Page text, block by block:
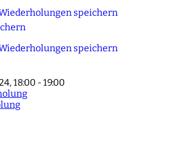
speichern
speichern
18:00 - 19:00